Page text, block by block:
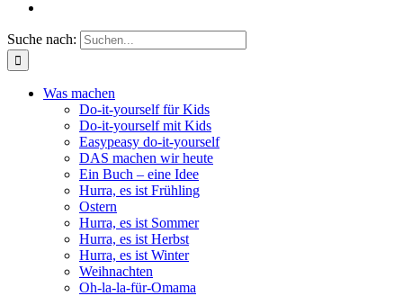
Suche nach:
Was machen
Do-it-yourself für Kids
Do-it-yourself mit Kids
Easypeasy do-it-yourself
DAS machen wir heute
Ein Buch – eine Idee
Hurra, es ist Frühling
Ostern
Hurra, es ist Sommer
Hurra, es ist Herbst
Hurra, es ist Winter
Weihnachten
Oh-la-la-für-Omama